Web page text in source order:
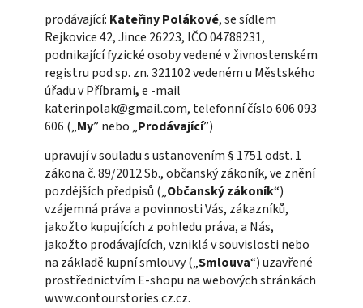
prodávající: Kateřiny Polákové, se sídlem
Rejkovice 42, Jince 26223, IČO 04788231,
podnikající fyzické osoby vedené v živnostenském
registru pod sp. zn. 321102 vedeném u Městského
úřadu v Příbrami,e -mail
katerinpolak@gmail.com, telefonní číslo606 093
606 („My” nebo „Prodávající”)
upravují v souladu s ustanovením § 1751 odst. 1
zákona č. 89/2012 Sb., občanský zákoník, ve znění
pozdějších předpisů („Občanský zákoník“)
vzájemná práva a povinnosti Vás, zákazníků,
jakožto kupujících z pohledu práva, a Nás,
jakožto prodávajících, vzniklá v souvislosti nebo
na základě kupní smlouvy („Smlouva“) uzavřené
prostřednictvím E-shopu na webových stránkách
www.contourstories.cz.cz.